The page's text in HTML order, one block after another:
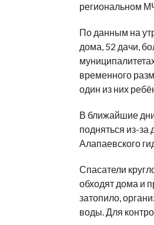
региональном
По данным на
дома, 52 дачи,
временного
один из них
В ближайшие
подняться из-за
Алапаевского
Спасатели
обходят дома и
затопило,
воды. Для